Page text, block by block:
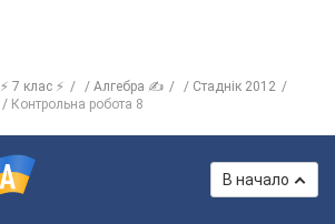
⚡ 7 клас ⚡ Алгебра ✍
Стаднік 2012
Контрольна робота 8
В начало